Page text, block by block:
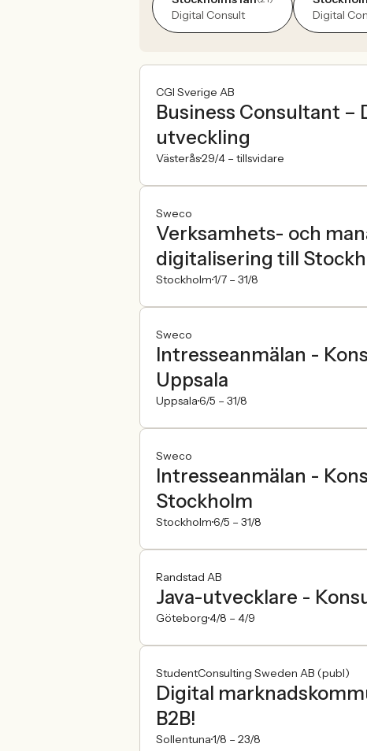
Digital Consult Digital
CGI Sverige AB
Business Consultant
utveckling
Västerås29/4 – tillsvidare
Sweco
Verksamhets- och
digitalisering till
Stockholm1/7 – 31/8
Sweco
Intresseanmälan -
Uppsala
Uppsala6/5 – 31/8
Sweco
Intresseanmälan -
Stockholm
Stockholm6/5 – 31/8
Randstad AB
Java-utvecklare -
Göteborg4/8 – 4/9
StudentConsulting Sweden AB (publ)
Digital
B2B!
Sollentuna1/8 – 23/8